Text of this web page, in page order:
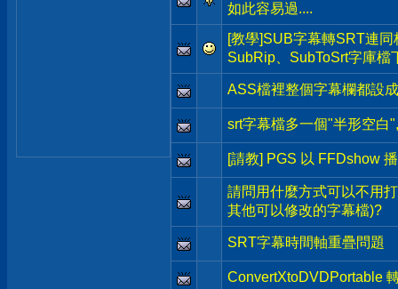
如此容易過....
[教學]SUB字幕轉SRT連
SubRip、SubToSrt字庫檔
ASS檔裡整個字幕欄都設
srt字幕檔多一個"半形空白
[請教] PGS 以 FFDshow
請問用什麼方式可以不用
其他可以修改的字幕檔)?
SRT字幕時間軸重疊問題
ConvertXtoDVDPortable